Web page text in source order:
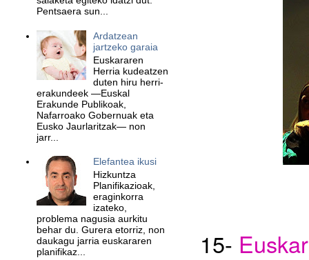
15-
Pentsaera sun...
Ardatzean
jartzeko garaia
Euskararen
Herria kudeatzen
duten hiru herri-
erakundeek —Euskal
Erakunde Publikoak,
Nafarroako Gobernuak eta
Eusko Jaurlaritzak— non
jarr...
Elefantea ikusi
Hizkuntza
Planifikazioak,
eraginkorra
izateko,
problema nagusia aurkitu
behar du. Gurera etorriz, non
daukagu jarria euskararen
planifikaz...